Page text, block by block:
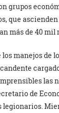
grupos
que
más de 40 mil
los manejos de
las
de
legionarios.